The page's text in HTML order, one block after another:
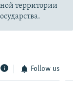
территории
Follow us